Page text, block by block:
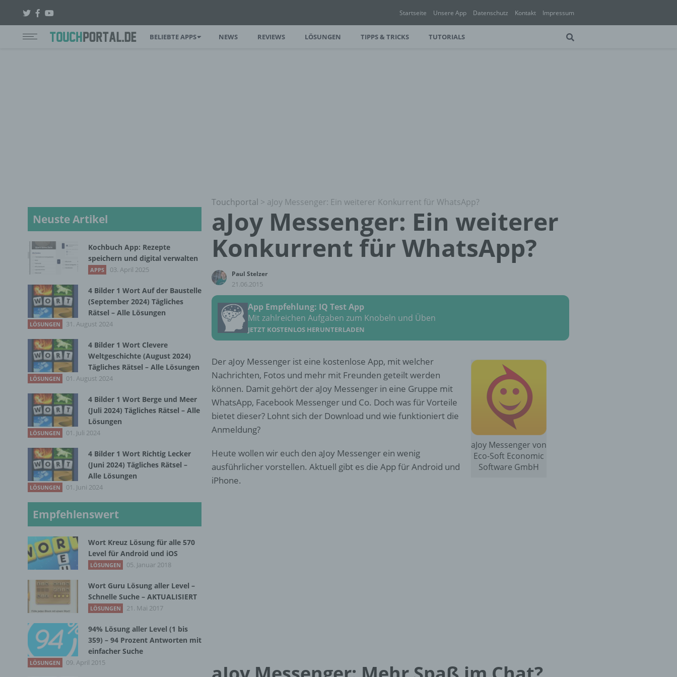
Startseite Unsere App Datenschutz Kontakt Impressum
BELIEBTE APPS NEWS REVIEWS LÖSUNGEN TIPPS & TRICKS TUTORIALS
Touchportal > aJoy Messenger: Ein weiterer Konkurrent für WhatsApp?
aJoy Messenger: Ein weiterer
Konkurrent für WhatsApp?
Paul Stelzer
21.06.2015
App Empfehlung: IQ Test App
Mit zahlreichen Aufgaben zum Knobeln und Üben
JETZT KOSTENLOS HERUNTERLADEN
aJoy Messenger von
Eco-Soft Economic
Software GmbH
Der aJoy Messenger ist eine kostenlose App, mit welcher
Nachrichten, Fotos und mehr mit Freunden geteilt werden
können. Damit gehört der aJoy Messenger in eine Gruppe mit
WhatsApp, Facebook Messenger und Co. Doch was für Vorteile
bietet dieser? Lohnt sich der Download und wie funktioniert die
Anmeldung?
Heute wollen wir euch den aJoy Messenger ein wenig
ausführlicher vorstellen. Aktuell gibt es die App für Android und
iPhone.
Neuste Artikel
Kochbuch App: Rezepte
speichern und digital verwalten
APPS 03. April 2025
4 Bilder 1 Wort Auf der Baustelle
(September 2024) Tägliches
Rätsel – Alle Lösungen
LÖSUNGEN 31. August 2024
4 Bilder 1 Wort Clevere
Weltgeschichte (August 2024)
Tägliches Rätsel – Alle Lösungen
LÖSUNGEN 01. August 2024
4 Bilder 1 Wort Berge und Meer
(Juli 2024) Tägliches Rätsel – Alle
Lösungen
LÖSUNGEN 01. Juli 2024
4 Bilder 1 Wort Richtig Lecker
(Juni 2024) Tägliches Rätsel –
Alle Lösungen
LÖSUNGEN 01. Juni 2024
Empfehlenswert
Wort Kreuz Lösung für alle 570
Level für Android und iOS
LÖSUNGEN 05. Januar 2018
Wort Guru Lösung aller Level –
Schnelle Suche – AKTUALISIERT
LÖSUNGEN 21. Mai 2017
94% Lösung aller Level (1 bis
359) – 94 Prozent Antworten mit
einfacher Suche
LÖSUNGEN 09. April 2015